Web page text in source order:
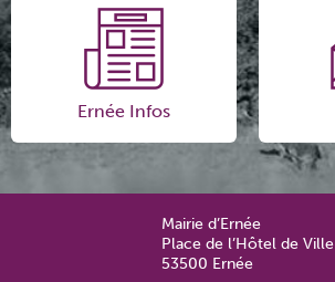
Ernée Infos
Mairie d’Ernée
Place de l’Hôtel de Ville
53500 Ernée